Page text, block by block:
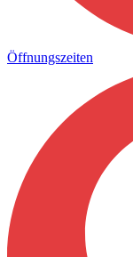
Öffnungszeiten